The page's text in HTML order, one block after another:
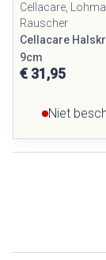
Cellacare,
Rauscher
Cellacare
9cm
€ 31,95
Niet